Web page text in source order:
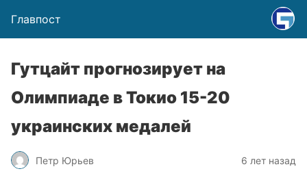
Главпост
Гутцайт прогнозирует на
Олимпиаде в Токио 15-20
украинских медалей
Петр Юрьев 6 лет назад